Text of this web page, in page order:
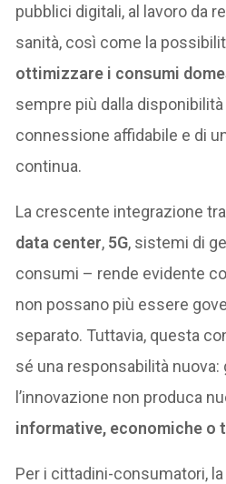
pubblici digitali, al lavoro da
sanità, così come la
ottimizzare i consumi
sempre più dalla
connessione affidabile e di
continua.
La crescente integrazione
data center, 5G, sistemi di
consumi – rende evidente
non possano più essere
separato. Tuttavia, questa
sé una responsabilità nuova:
l’innovazione non produca
informative, economiche o
Per i cittadini-consumatori,